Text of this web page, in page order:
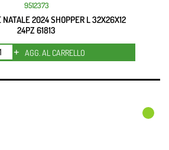
9512373
NATALE 2024 SHOPPER L 32X26X12
24PZ 61813
Quantità
AGG. AL CARRELLO